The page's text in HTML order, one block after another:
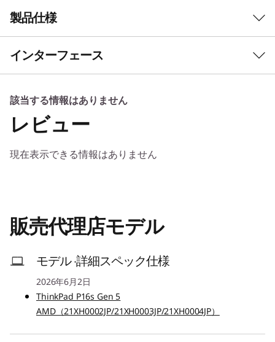
メインストリーム・モバイルワークステーション
ミッションクリティカ
ルなワークロードに対応
Lenovo ThinkPad P16s Gen 5 AMDは、2kg未満
の軽量な16型の筐体で、メインストリーム・ワー
クステーション並みのパフォーマンスを実現して
セッサ、専用のニューラル・プロセッシング・ユ
ーやプロフェッショナル向けアプリケーションを
簡単に処理できます。
製品仕様
11 Pro をお勧めします
Windows 11 Home (64bit)
AMD Ryzen™ AI PRO 400 シリーズ プロセッサー
セキュリティー・チップ(TPM)
あり（TPM2.0）
その他のセキュリティー機能
パワーオン パスワード、スーパーバイザー パスワード、
システム マネジメント パスワード、ハードディスク パス
インターフェース
1-スマートカードリーダー(カスタマイズ)
SDカードリーダー (SD Express 7.0)(カスタマイズ)
Nano-SIMカードスロット(カスタマイズ)
該当する情報はありません
レビュー
現在表示できる情報はありません
販売代理店モデル
モデル ·詳細スペック仕様
2026年6月2日
ThinkPad P16s Gen 5
AMD（21XH0002JP/21XH0003JP/21XH0004JP）